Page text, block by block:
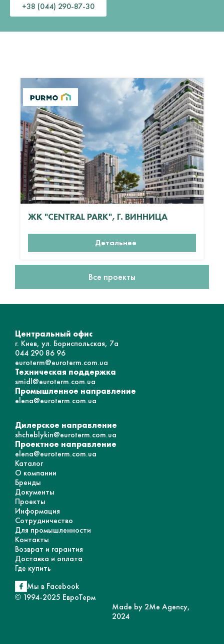
+38 (044) 290-87-30
ЖК "CENTRAL PARK", Г. ВИННИЦА
Детальнее
Все проекты
Центральный офис
г. Киев, ул. Бориспольская, 7а
044 290 86 96
euroterm@euroterm.com.ua
Техническая поддержка
smidl@euroterm.com.ua
Промышленное направление
elena@euroterm.com.ua
Дилерское направление
shcheblykin@euroterm.com.ua
Проектное направление
elena@euroterm.com.ua
Каталог
О компании
Бренды
Документы
Проекты
Информация
Сотрудничество
Для промышленности
Контакты
Возврат и гарантия
Доставка и оплата
Где купить
Мы в Facebook
© 1994-2025 ЕвроТерм
Made by 2Me Agency,
2024